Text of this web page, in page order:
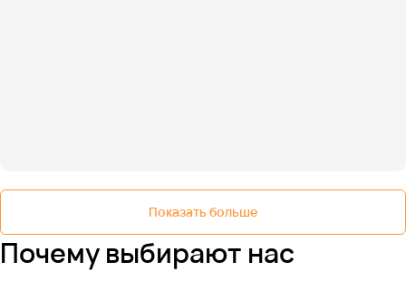
Показать больше
Почему выбирают нас